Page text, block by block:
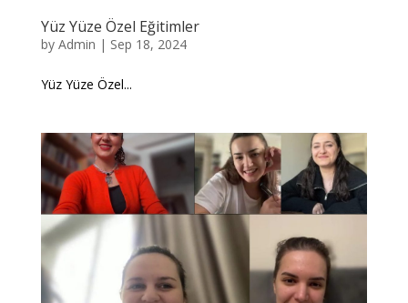
Yüz Yüze Özel Eğitimler
by Admin | Sep 18, 2024
Yüz Yüze Özel...